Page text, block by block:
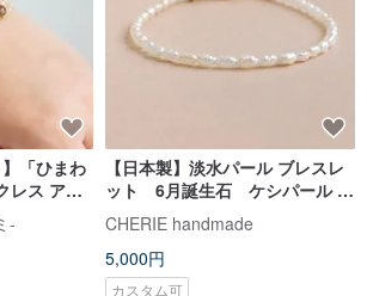
「ひまわ
レス アン
ン 14kgf
-
【日本製】淡水パール ブレスレ
ット 6月誕生石 ケシパール 小
粒 華奢 金属アレルギー対応 マ
グネット式
CHERIE handmade
5,000円
カスタム可